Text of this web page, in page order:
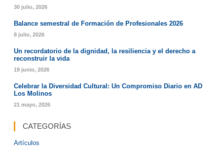
30 julio, 2026
Balance semestral de Formación de Profesionales 2026
8 julio, 2026
Un recordatorio de la dignidad, la resiliencia y el derecho a
reconstruir la vida
19 junio, 2026
Celebrar la Diversidad Cultural: Un Compromiso Diario en AD
Los Molinos
21 mayo, 2026
CATEGORÍAS
Artículos